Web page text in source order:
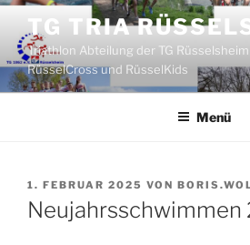
Zum
Inhalt
springen
TG TRIA
Triathlon Abteilung der TG
RüsselCross und RüsselKids
Menü
VERÖFFENTLICHT
AM
1. FEBRUAR 2025 VON
Neujahrsschwimmen